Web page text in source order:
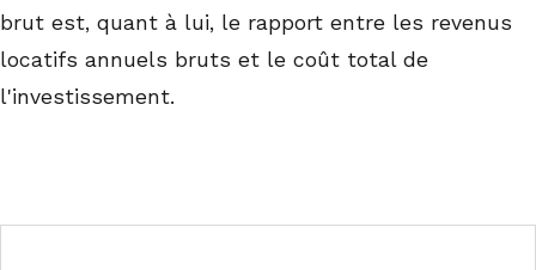
brut est, quant à lui, le rapport entre les revenus
locatifs annuels bruts et le coût total de
l'investissement.